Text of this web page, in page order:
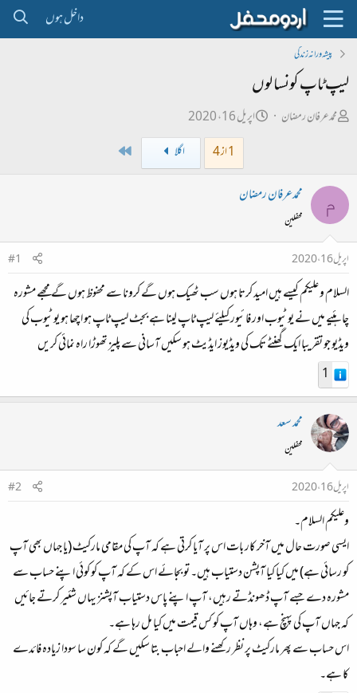
داخل ہوں
پیشہ ورانہ زندگی
لیپ ٹاپ کونسا لوں
ص
ب
ڑ
ی
محمدعرفان رمضان
ت
د
ا
ء
اپریل 16، 2020
1 از 4
اگلا
م محمدعرفان رمضان
محفلین
اپریل 16، 2020
#1
السلام و علیکم کیسے ہیں امید کرتا ہوں سب ٹھیک ہوں گے کرونا سے محفوظ ہوں گے مجھے مشورہ
چاہئیے میں نے یوٹیوب اور فائیور کیلئے لیپ ٹاپ لینا ہے بجٹ لیپ ٹاپ ہو اچھا ہو یوٹیوب کی
ویڈیو جو تقریبا ایک گھنٹے تک کی ویڈیوز ایڈیٹ ہو سکیں آسانی سے پلیز تھوڑا راہ نمائی کریں
1
محمد سعد
محفلین
اپریل 16، 2020
#2
وعلیکم السلام۔
ایسی صورت حال میں آخر کار بات اس پر آیا کرتی ہے کہ آپ کی مقامی مارکیٹ (یا جہاں بھی آپ
کو رسائی ہے) میں کیا کیا آپشن دستیاب ہیں۔ تو بجائے اس کے کہ آپ کو کوئی اپنے حساب سے
مشورہ دے جسے آپ ڈھونڈتے رہیں، آپ اپنے پاس دستیاب آپشنز یہاں شئیر کرتے جائیں
کہ جہاں آپ کی پہنچ ہے، وہاں آپ کو کس قیمت میں کیا مل رہا ہے۔
اس حساب سے پھر مارکیٹ پر نظر رکھنے والے احباب بتا سکیں گے کہ کون سا سودا زیادہ فائدے
کا ہے۔